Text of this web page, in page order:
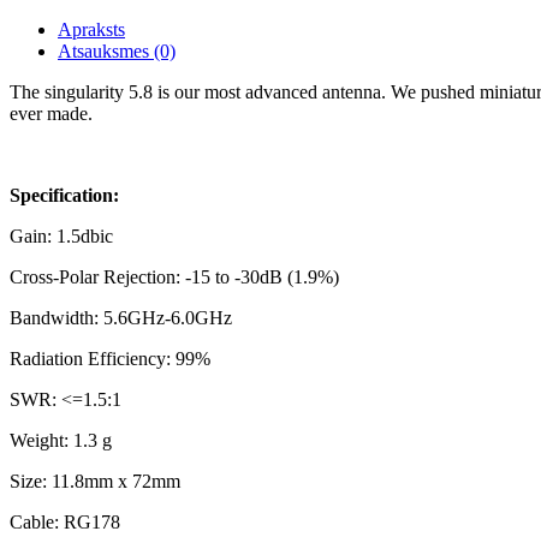
Apraksts
Atsauksmes (0)
The singularity 5.8 is our most advanced antenna. We pushed
ever made.
Specification:
Gain: 1.5dbic
Cross-Polar Rejection: -15 to -30dB (1.9%)
Bandwidth: 5.6GHz-6.0GHz
Radiation Efficiency: 99%
SWR: <=1.5:1
Weight: 1.3 g
Size: 11.8mm x 72mm
Cable: RG178